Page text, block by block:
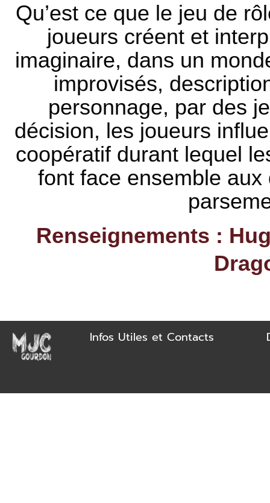
Qu’est ce que le jeu de
joueurs créent et
imaginaire, dans un
improvisés,
personnage, par des
décision, les joueurs
coopératif durant lequel
font face ensemble
Renseignements :
Infos Utiles et Contacts